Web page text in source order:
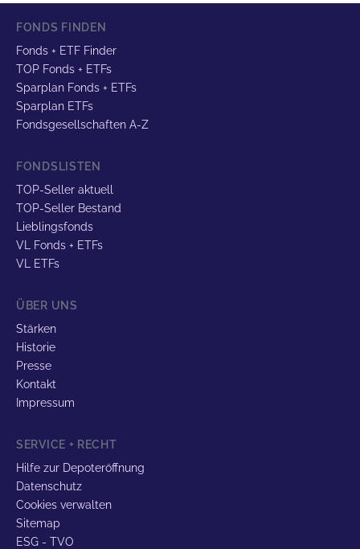
FONDS FINDEN
Fonds + ETF Finder
TOP Fonds + ETFs
Sparplan Fonds + ETFs
Sparplan ETFs
Fondsgesellschaften A-Z
FONDSLISTEN
TOP-Seller aktuell
TOP-Seller Bestand
Lieblingsfonds
VL Fonds + ETFs
VL ETFs
ÜBER UNS
Stärken
Historie
Presse
Kontakt
Impressum
SERVICE + RECHT
Hilfe zur Depoteröffnung
Datenschutz
Cookies verwalten
Sitemap
ESG - TVO